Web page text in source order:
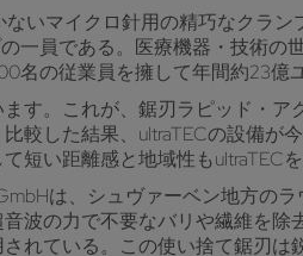
いマイクロ針用の精巧なクラ
一員である。医療機器・技術
の従業員を擁して年間約23億
す。これが、鋸刃ラピッド・
較した結果、ultraTECの設備が
い距離感と地域性もultraTEC
は、シュヴァーベン地方の
波の力で不要なバリや繊維を
れている。この使い捨て鋸刃